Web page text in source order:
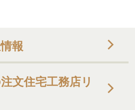
報
文住宅工務店リ